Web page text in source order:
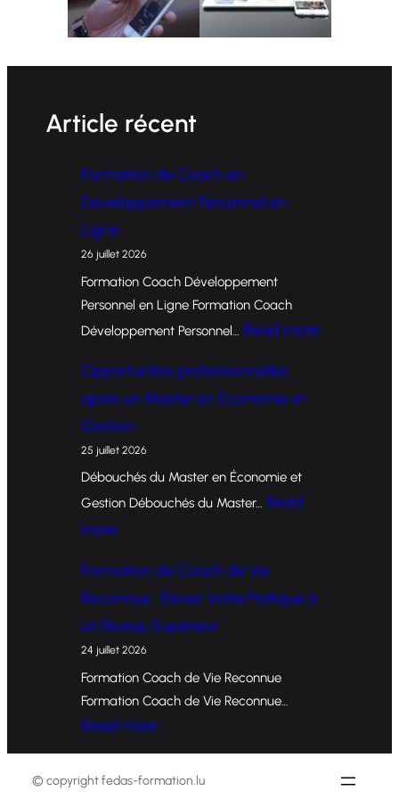
Article récent
Formation de Coach en
Développement Personnel en
Ligne
26 juillet 2026
Formation Coach Développement
Personnel en Ligne Formation Coach
Développement Personnel… Read more:
Opportunités professionnelles
après un Master en Économie et
Gestion
25 juillet 2026
Débouchés du Master en Économie et
Gestion Débouchés du Master… Read
more:
t
u
n
i
Formation de Coach de Vie
Reconnue : Élever Votre Pratique à
un Niveau Supérieur
24 juillet 2026
Formation Coach de Vie Reconnue
Formation Coach de Vie Reconnue…
Read more:
F
o
© copyright fedas-formation.lu